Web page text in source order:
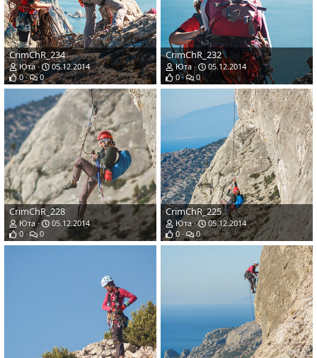
CrimChR_234
Юта
05.12.2014
0
0
CrimChR_232
Юта
05.12.2014
0
0
CrimChR_228
Юта
05.12.2014
0
0
CrimChR_225
Юта
05.12.2014
0
0